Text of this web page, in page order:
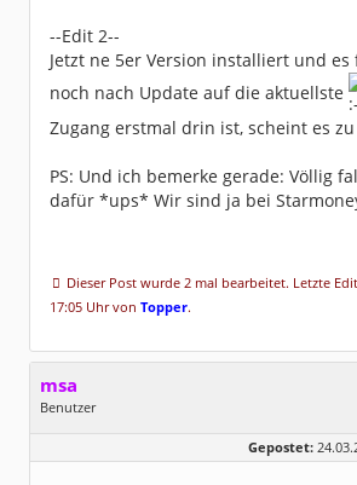
--Edit 2--
Jetzt ne 5er Version installiert und es
noch nach Update auf die aktuellste
Zugang erstmal drin ist, scheint es
PS: Und ich bemerke gerade: Völlig
dafür *ups* Wir sind ja bei
Dieser Post wurde 2 mal bearbeitet. Letzte
17:05 Uhr von Topper.
msa
Benutzer
Alter:
63
Gepostet: